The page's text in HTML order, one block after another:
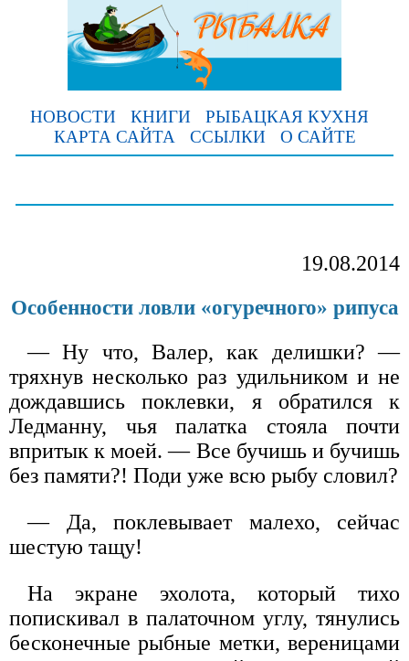
НОВОСТИ КНИГИ
РЫБАЦКАЯ КУХНЯ
КАРТА САЙТА
ССЫЛКИ О САЙТЕ
19.08.2014
Особенности ловли «огуречного» рипуса
— Ну что, Валер, как делишки? —
тряхнув несколько раз удильником и не
дождавшись поклевки, я обратился к
Ледманну, чья палатка стояла почти
впритык к моей. — Все бучишь и бучишь
без памяти?! Поди уже всю рыбу словил?
— Да, поклевывает малехо, сейчас
шестую тащу!
На экране эхолота, который тихо
попискивал в палаточном углу, тянулись
бесконечные рыбные метки, вереницами